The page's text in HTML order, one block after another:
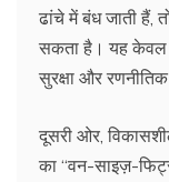
ढांचे में बंध जाती हैं,
सकता है। यह केवल
सुरक्षा और
दूसरी ओर,
का “वन-साइज़-